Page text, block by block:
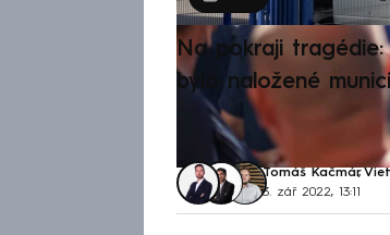
Na pokraji
bylo naložené municí
Tomáš Kačmár,
3. zář 2022, 13:11